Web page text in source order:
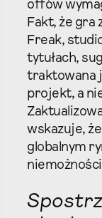
offów
Fakt, że gra
Freak,
tytułach,
traktowana
projekt, a
wskazuje,
globalnym